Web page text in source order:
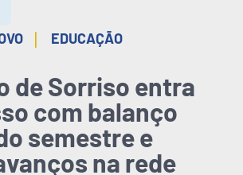
| EDUCAÇÃO
de Sorriso entra
com balanço
semestre e
na rede